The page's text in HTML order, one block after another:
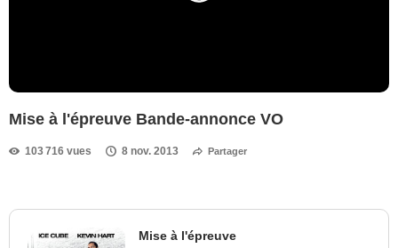
Mise à l'épreuve Bande-annonce VO
103 716 vues 8 nov. 2013 Partager
Mise à l'épreuve